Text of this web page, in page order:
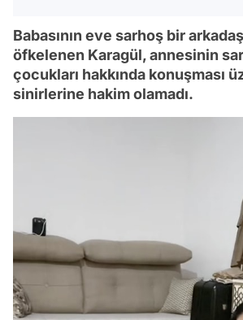
Babasının eve sarhoş bir
öfkelenen Karagül, annesinin
çocukları hakkında konuşması
sinirlerine hakim olamadı.